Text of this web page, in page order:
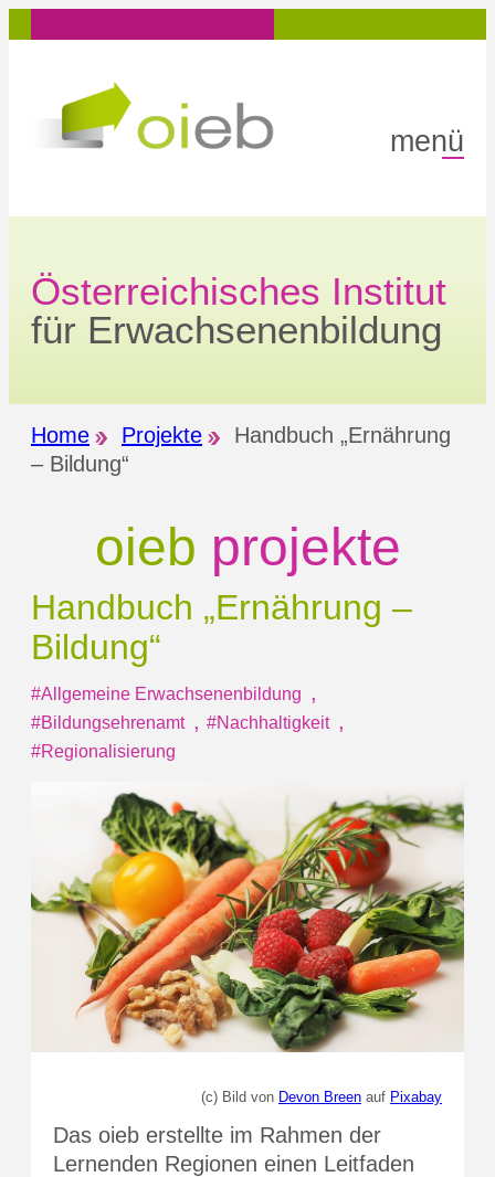
Inhalt
menü
Österreichisches Institut
für Erwachsenenbildung
Home Projekte
Handbuch „Ernährung
– Bildung“
oieb projekte
Handbuch „Ernährung –
Bildung“
#Allgemeine Erwachsenenbildung ,
#Bildungsehrenamt , #Nachhaltigkeit ,
#Regionalisierung
(c) Bild von Devon Breen auf Pixabay
Das oieb erstellte im Rahmen der
Lernenden Regionen einen Leitfaden